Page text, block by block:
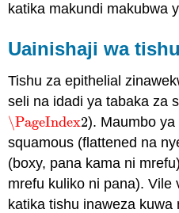
katika makundi makubwa
Uainishaji wa
Tishu za epithelial
seli na idadi ya tabaka za
\PageIndex2
\PageIndex2). Maumbo
squamous (flattened na
(boxy, pana kama ni
mrefu kuliko ni pana). Vile
katika tishu inaweza kuwa